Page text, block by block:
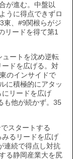
が進む。中盤以
うに得点できずロ
東、#9関根らがジ
リードを得て第1
ートを沈め逆転
ドを広げる。対
のインサイドで
に積極的にアタッ
リードを広げ
も他が続かず。35
スタートする
るリードを広げ
連続で得点し対抗
る静岡産業大を尻